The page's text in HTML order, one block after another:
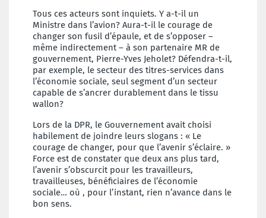
Tous ces acteurs sont inquiets. Y a-t-il un
Ministre dans l’avion? Aura-t-il le courage de
changer son fusil d’épaule, et de s’opposer –
même indirectement – à son partenaire MR de
gouvernement, Pierre-Yves Jeholet? Défendra-t-il,
par exemple, le secteur des titres-services dans
l’économie sociale, seul segment d’un secteur
capable de s’ancrer durablement dans le tissu
wallon?
Lors de la DPR, le Gouvernement avait choisi
habilement de joindre leurs slogans : « Le
courage de changer, pour que l’avenir s’éclaire. »
Force est de constater que deux ans plus tard,
l’avenir s’obscurcit pour les travailleurs,
travailleuses, bénéficiaires de l’économie
sociale… où , pour l’instant, rien n’avance dans le
bon sens.